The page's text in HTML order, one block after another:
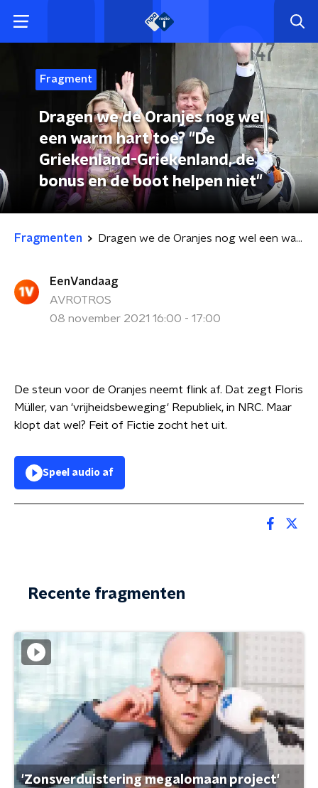
Fragment
Dragen we de Oranjes nog wel
een warm hart toe? "De
Griekenland-Griekenland, de
bonus en de boot helpen niet"
Fragmenten Dragen we de Oranjes nog wel een warm hart toe? "De Griekenland-Griekenland, de bonus en de boot helpen niet"
EenVandaag
AVROTROS
08 november 2021 16:00 - 17:00
De steun voor de Oranjes neemt flink af. Dat zegt Floris
Müller, van 'vrijheidsbeweging' Republiek, in NRC. Maar
klopt dat wel? Feit of Fictie zocht het uit.
Speel audio af
Recente fragmenten
'Zonsverduistering megalomaan project'